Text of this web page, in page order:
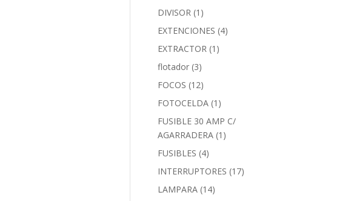
DIVISOR (1)
EXTENCIONES (4)
EXTRACTOR (1)
flotador (3)
FOCOS (12)
FOTOCELDA (1)
FUSIBLE 30 AMP C/
AGARRADERA (1)
FUSIBLES (4)
INTERRUPTORES (17)
LAMPARA (14)